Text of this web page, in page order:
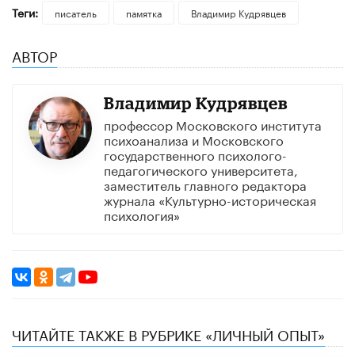
Теги:
писатель памятка Владимир Кудрявцев
АВТОР
Владимир Кудрявцев
профессор Московского института
психоанализа и Московского
государственного психолого-
педагогического университета,
заместитель главного редактора
журнала «Культурно-историческая
психология»
ЧИТАЙТЕ ТАКЖЕ В РУБРИКЕ «ЛИЧНЫЙ ОПЫТ»